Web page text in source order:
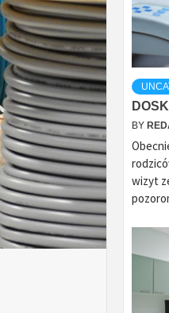
BY
wizyt